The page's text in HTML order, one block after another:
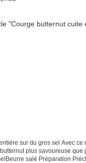
sur du gros sel Avec ce
plus savoureuse que
salé Préparation